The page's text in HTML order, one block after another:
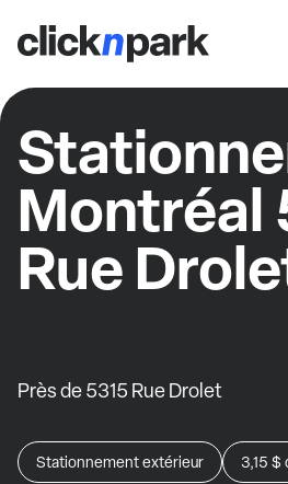
Montréal
Rue
Près de 5315 Rue Drolet
Stationnement extérieur 3,15 $